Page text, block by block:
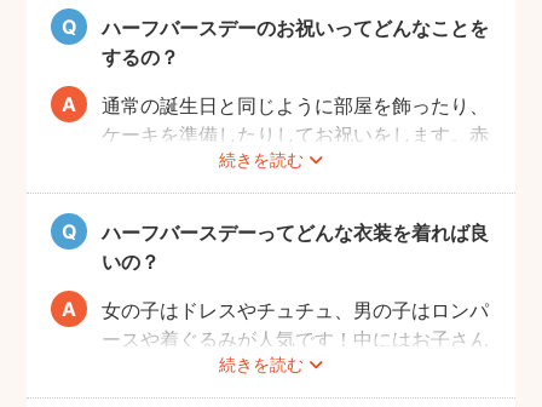
ハーフバースデーのお祝いってどんなことを
するの？
続きを読む
通常の誕生日と同じように部屋を飾ったり、
ケーキを準備したりしてお祝いをします。赤
ちゃんはケーキが食べられないため、最近で
はケーキに見立てた離乳食なども人気です。
また、ご自宅で撮影の場合、お部屋の一角を
写真映えするように飾りつけるとよりおしゃ
れな写真が撮れますよ♩
ハーフバースデーってどんな衣装を着れば良
いの？
続きを読む
女の子はドレスやチュチュ、男の子はロンパ
ースや着ぐるみが人気です！中にはお子さん
の成長を感じられるように、あえて1歳児が
着るくらいの大きめのお洋服で撮影する方も